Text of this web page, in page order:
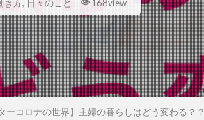
き方, 日々のこと 168view
ーコロナの世界】主婦の暮らしはどう変わる？？